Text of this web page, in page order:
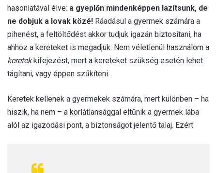
hasonlatával élve: a gyeplőn mindenképpen lazítsunk, de
ne dobjuk a lovak közé! Ráadásul a gyermek számára a
pihenést, a feltöltődést akkor tudjuk igazán biztosítani, ha
ahhoz a kereteket is megadjuk. Nem véletlenül használom a
keretekkifejezést, mert a kereteket szükség esetén lehet
tágítani, vagy éppen szűkíteni.
Keretek kellenek a gyermekek számára, mert különben – ha
hiszik, ha nem – a korlátlansággal eltűnik a gyermek lába
alól az igazodási pont, a biztonságot jelentő talaj. Ezért